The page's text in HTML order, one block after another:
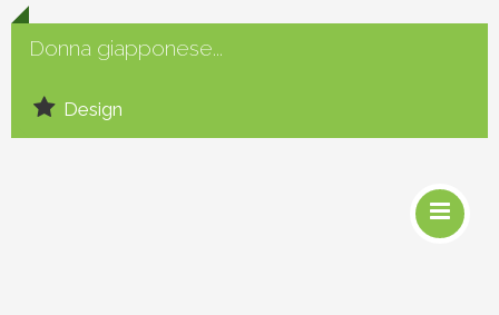
Donna giapponese...
Design